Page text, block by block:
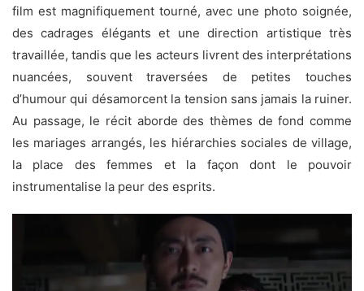
film est magnifiquement tourné, avec une photo soignée,
des cadrages élégants et une direction artistique très
travaillée, tandis que les acteurs livrent des interprétations
nuancées, souvent traversées de petites touches
d’humour qui désamorcent la tension sans jamais la ruiner.
Au passage, le récit aborde des thèmes de fond comme
les mariages arrangés, les hiérarchies sociales de village,
la place des femmes et la façon dont le pouvoir
instrumentalise la peur des esprits.